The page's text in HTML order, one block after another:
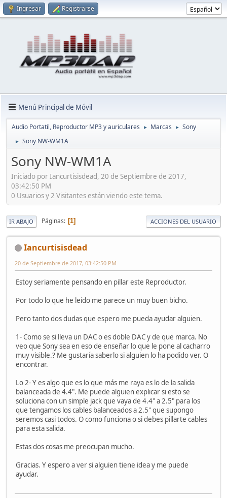
Ingresar Registrarse
Menú Principal de Móvil
Audio Portatil, Reproductor MP3 y auriculares ► Marcas ► Sony
► Sony NW-WM1A
Sony NW-WM1A
Iniciado por Iancurtisisdead, 20 de Septiembre de 2017,
03:42:50 PM
0 Usuarios y 2 Visitantes están viendo este tema.
IR ABAJO Páginas 1 ACCIONES DEL USUARIO
Iancurtisisdead
20 de Septiembre de 2017, 03:42:50 PM
Estoy seriamente pensando en pillar este Reproductor.
Por todo lo que he leído me parece un muy buen bicho.
Pero tanto dos dudas que espero me pueda ayudar alguien.
1- Como se si lleva un DAC o es doble DAC y de que marca. No
veo que Sony sea en eso de enseñar lo que le pone al cacharro
muy visible.? Me gustaría saberlo si alguien lo ha podido ver. O
encontrar.
Lo 2- Y es algo que es lo que más me raya es lo de la salida
balanceada de 4.4". Me puede alguien explicar si esto se
soluciona con un simple jack que vaya de 4.4" a 2.5" para los
que tengamos los cables balanceados a 2.5" que supongo
seremos casi todos. O como funciona o si debes pillarte cables
para esta salida.
Estas dos cosas me preocupan mucho.
Gracias. Y espero a ver si alguien tiene idea y me puede
ayudar.